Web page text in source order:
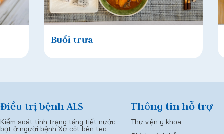
Buổi trưa
Điều trị bệnh ALS
Kiểm soát tình trạng tăng tiết nước
bọt ở người bệnh Xơ cột bên teo
Thông tin hỗ trợ
Thư viện y khoa